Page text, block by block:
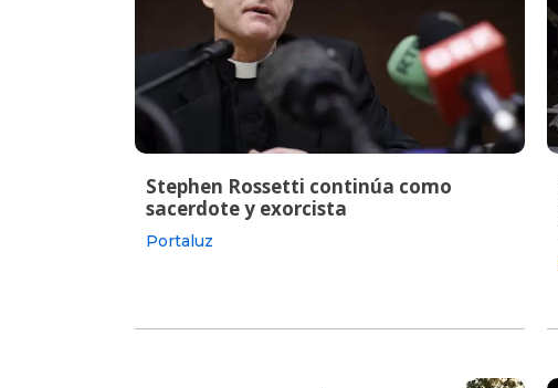
Stephen Rossetti continúa como
sacerdote y exorcista
Portaluz